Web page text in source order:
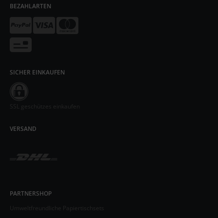
BEZAHLARTEN
SICHER EINKAUFEN
SSL geschützes einkaufen
VERSAND
PARTNERSHOP
Umweltfreundliche Papiertischsets